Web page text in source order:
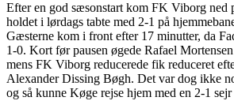
Efter en god sæsonstart kom FK Viborg ned
holdet i lørdags tabte med 2-1 på
Gæsterne kom i front efter 17 minutter, da
1-0. Kort før pausen øgede Rafael
mens FK Viborg reducerede fik reduceret
Alexander Dissing Bøgh. Det var dog ikke
og så kunne Køge rejse hjem med en 2-1 sejr